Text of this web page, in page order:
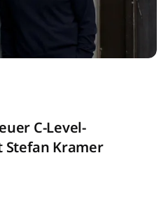
C-Level-
Stefan Kramer